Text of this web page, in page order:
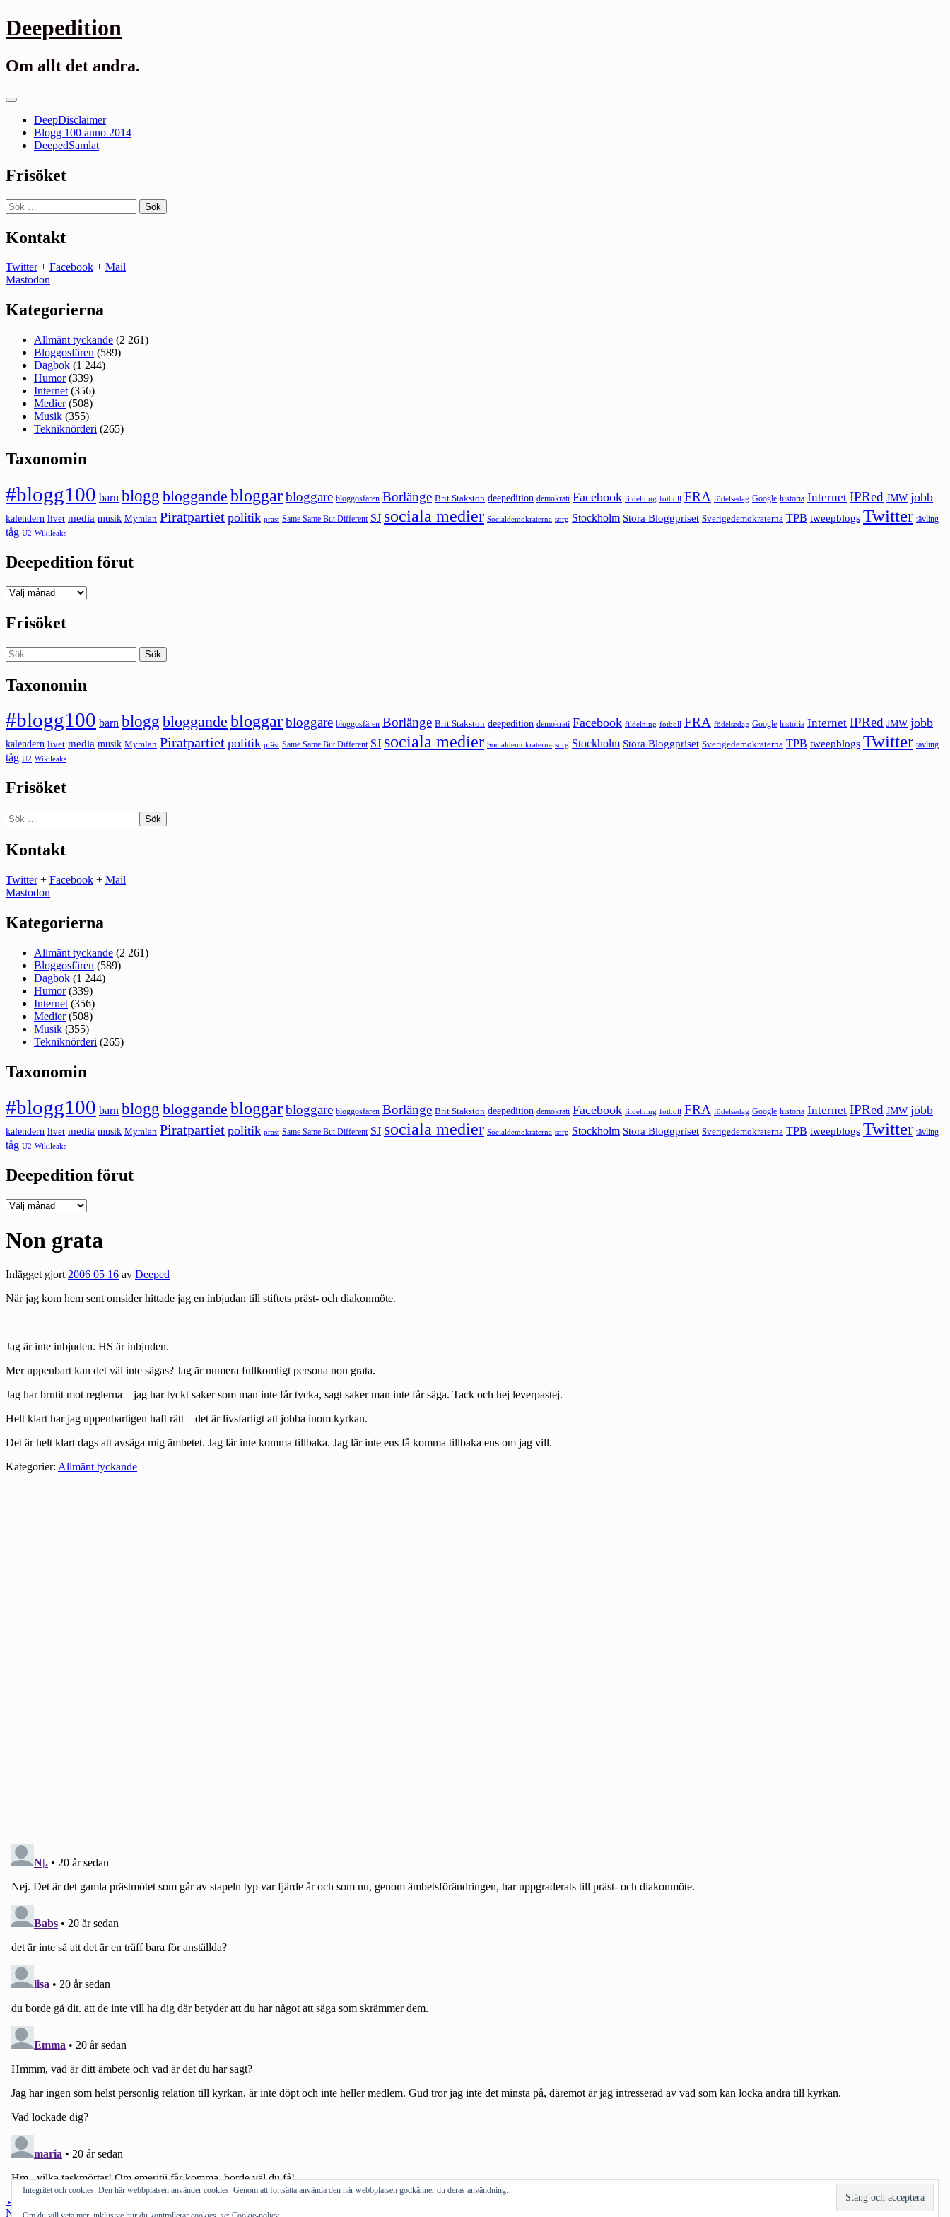
Gå
till
Deepedition
Om allt det andra.
Primär
DeepDisclaimer
Blogg 100 anno 2014
DeepedSamlat
Frisöket
Sök
efter:
Kontakt
Twitter+ Facebook + Mail
Mastodon
Kategorierna
Allmänt tyckande (2 261)
Bloggosfären (589)
Dagbok (1 244)
Humor(339)
Internet (356)
Medier(508)
Musik (355)
Tekniknörderi (265)
Taxonomin
#blogg100 barn blogg bloggande bloggarbloggare bloggosfären Borlänge Brit Stakston deepedition demokrati Facebook fildelning fotboll FRA födelsedag Google historia Internet IPRed JMW jobb
kalendern livet media musik Mymlan Piratpartiet politik präst Same Same But Different SJ sociala medier Socialdemokraterna sorg Stockholm Stora Bloggpriset Sverigedemokraterna TPB tweepblogs Twitter tävling
tåg U2 Wikileaks
Deepedition förut
Deepedition
Frisöket
Sök
efter:
Taxonomin
#blogg100 barn blogg bloggande bloggarbloggare bloggosfären Borlänge Brit Stakston deepedition demokrati Facebook fildelning fotboll FRA födelsedag Google historia Internet IPRed JMW jobb
kalendern livet media musik Mymlan Piratpartiet politik präst Same Same But Different SJ sociala medier Socialdemokraterna sorg Stockholm Stora Bloggpriset Sverigedemokraterna TPB tweepblogs Twitter tävling
tåg U2 Wikileaks
Frisöket
Sök
efter:
Kontakt
Twitter+ Facebook + Mail
Mastodon
Kategorierna
Allmänt tyckande (2 261)
Bloggosfären (589)
Dagbok (1 244)
Humor(339)
Internet (356)
Medier(508)
Musik (355)
Tekniknörderi (265)
Taxonomin
#blogg100 barn blogg bloggande bloggarbloggare bloggosfären Borlänge Brit Stakston deepedition demokrati Facebook fildelning fotboll FRA födelsedag Google historia Internet IPRed JMW jobb
kalendern livet media musik Mymlan Piratpartiet politik präst Same Same But Different SJ sociala medier Socialdemokraterna sorg Stockholm Stora Bloggpriset Sverigedemokraterna TPB tweepblogs Twitter tävling
tåg U2 Wikileaks
Deepedition förut
Deepedition
Non grata
Inlägget gjort2006 05 16 av Deeped
När jag kom hem sent omsider hittade jag en inbjudan till stiftets präst- och diakonmöte.
Jag är inte inbjuden. HS är inbjuden.
Mer uppenbart kan det väl inte sägas? Jag är numera fullkomligt persona non grata.
Jag har brutit mot reglerna – jag har tyckt saker som man inte får tycka, sagt saker man inte får säga. Tack och hej leverpastej.
Helt klart har jag uppenbarligen haft rätt – det är livsfarligt att jobba inom kyrkan.
Det är helt klart dags att avsäga mig ämbetet. Jag lär inte komma tillbaka. Jag lär inte ens få komma tillbaka ens om jag vill.
Kategorier: Allmänt tyckande
Inläggsnavigering
←
Nästa inlägg→
Integritet och cookies: Den här webbplatsen använder cookies. Genom att fortsätta använda den här webbplatsen godkänner du deras användning.